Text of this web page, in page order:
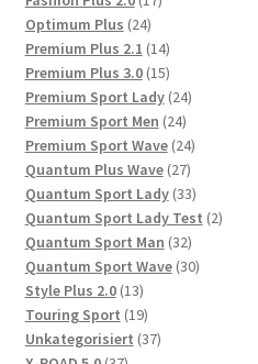
Optimum Plus 2424
Produkte
Premium Plus 2.1 1414
Produkte
Premium Plus 3.0 1515
Produkte
Premium Sport Lady 2424
Premium Sport Men 2424
Produkte
Premium Sport Wave 2424
Produkte
Quantum Plus Wave 2727
Produkte
Quantum Sport Lady 3333
Produkte
Quantum Sport Lady Test 22
Quantum Sport Man 3232
Produkte
Quantum Sport Wave 3030
Style Plus 2.0 1313
Produkte
Touring Sport 1919
Produkte
Unkategorisiert 3737